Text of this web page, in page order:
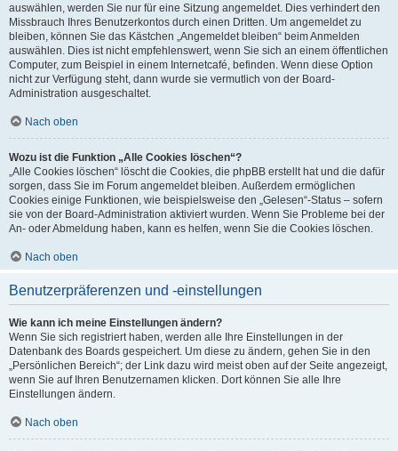
auswählen, werden Sie nur für eine Sitzung angemeldet. Dies verhindert den
Missbrauch Ihres Benutzerkontos durch einen Dritten. Um angemeldet zu
bleiben, können Sie das Kästchen „Angemeldet bleiben“ beim Anmelden
auswählen. Dies ist nicht empfehlenswert, wenn Sie sich an einem öffentlichen
Computer, zum Beispiel in einem Internetcafé, befinden. Wenn diese Option
nicht zur Verfügung steht, dann wurde sie vermutlich von der Board-
Administration ausgeschaltet.
Nach oben
Wozu ist die Funktion „Alle Cookies löschen“?
„Alle Cookies löschen“ löscht die Cookies, die phpBB erstellt hat und die dafür
sorgen, dass Sie im Forum angemeldet bleiben. Außerdem ermöglichen
Cookies einige Funktionen, wie beispielsweise den „Gelesen“-Status – sofern
sie von der Board-Administration aktiviert wurden. Wenn Sie Probleme bei der
An- oder Abmeldung haben, kann es helfen, wenn Sie die Cookies löschen.
Nach oben
Benutzerpräferenzen und -einstellungen
Wie kann ich meine Einstellungen ändern?
Wenn Sie sich registriert haben, werden alle Ihre Einstellungen in der
Datenbank des Boards gespeichert. Um diese zu ändern, gehen Sie in den
„Persönlichen Bereich“; der Link dazu wird meist oben auf der Seite angezeigt,
wenn Sie auf Ihren Benutzernamen klicken. Dort können Sie alle Ihre
Einstellungen ändern.
Nach oben